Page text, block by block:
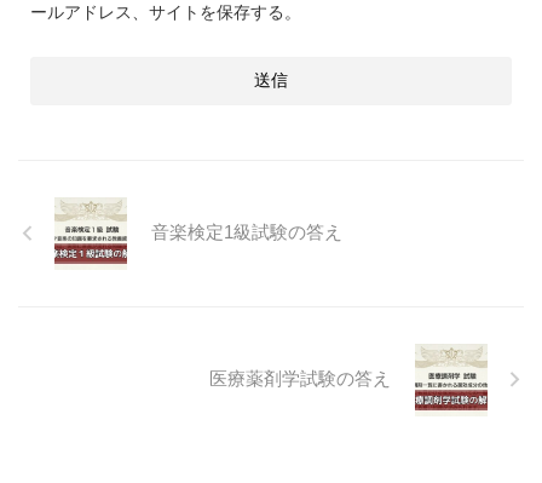
ールアドレス、サイトを保存する。
音楽検定1級試験の答え
医療薬剤学試験の答え